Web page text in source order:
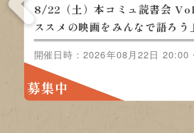
8/15（土）本コミュ読書会
ンジャンル-おすすめの本を語る
開催日時：2026年08月15日 20:00
募集中